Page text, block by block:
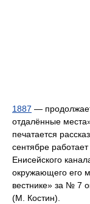
1887 —
отдалённые
печатается
сентябре
Енисейского
окружающего его
вестнике» за № 7
(М. Костин).